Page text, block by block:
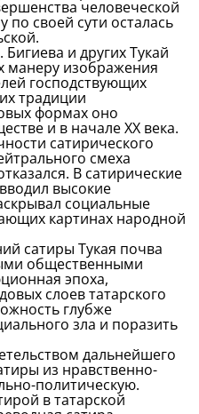
человеческой
своей сути осталась
и других Тукай
манеру изображения
господствующих
традиции
формах оно
и в начале XX века.
сатирического
смеха
В сатирические
высокие
социальные
картинах народной
сатиры Тукая почва
общественными
эпоха,
слоев татарского
глубже
зла и поразить
дальнейшего
из нравственно-
политическую.
в татарской